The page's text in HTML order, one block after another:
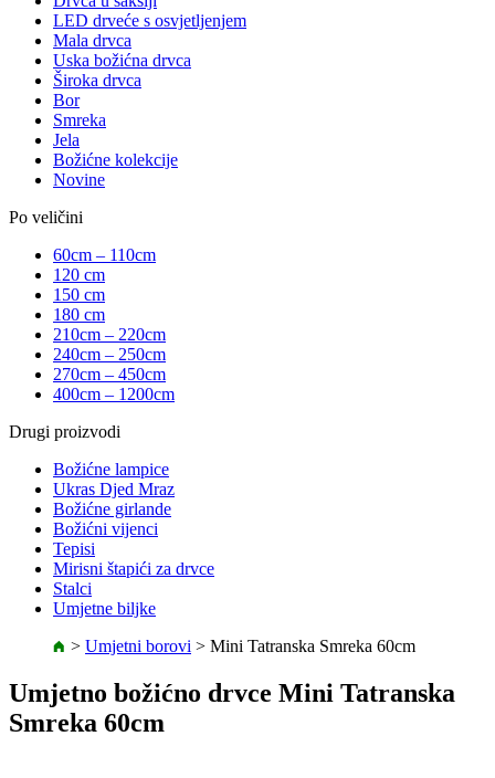
LED drveće s osvjetljenjem
Mala drvca
Uska božićna drvca
Široka drvca
Bor
Smreka
Jela
Božićne kolekcije
Novine
Po veličini
60cm – 110cm
120 cm
150 cm
180 cm
210cm – 220cm
240cm – 250cm
270cm – 450cm
400cm – 1200cm
Drugi proizvodi
Božićne lampice
Ukras Djed Mraz
Božićne girlande
Božićni vijenci
Tepisi
Mirisni štapići za drvce
Stalci
Umjetne biljke
> Umjetni borovi > Mini Tatranska Smreka 60cm
Umjetno božićno drvce Mini Tatranska
Smreka 60cm